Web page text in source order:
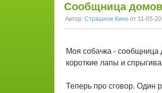
Сообщница
Автор: Страшное Кино от 11-05-
Моя собачка - сообщница
короткие лапы и
Теперь про сговор. Один